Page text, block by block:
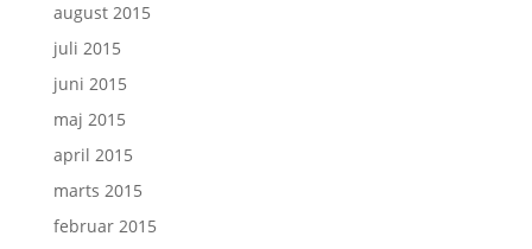
august 2015
juli 2015
juni 2015
maj 2015
april 2015
marts 2015
februar 2015